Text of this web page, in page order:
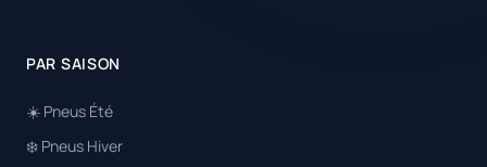
PAR SAISON
☀️ Pneus Été
❄️ Pneus Hiver